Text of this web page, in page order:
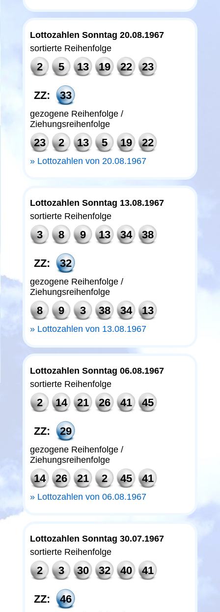
Lottozahlen Sonntag 20.08.1967
sortierte Reihenfolge
2 5 13 19 22 23
ZZ: 33
gezogene Reihenfolge /
Ziehungsreihenfolge
23 2 13 5 19 22
Lottozahlen von 20.08.1967
Lottozahlen Sonntag 13.08.1967
sortierte Reihenfolge
3 8 9 13 34 38
ZZ: 32
gezogene Reihenfolge /
Ziehungsreihenfolge
8 9 3 38 34 13
Lottozahlen von 13.08.1967
Lottozahlen Sonntag 06.08.1967
sortierte Reihenfolge
2 14 21 26 41 45
ZZ: 29
gezogene Reihenfolge /
Ziehungsreihenfolge
14 26 21 2 45 41
Lottozahlen von 06.08.1967
Lottozahlen Sonntag 30.07.1967
sortierte Reihenfolge
2 3 30 32 40 41
ZZ: 46